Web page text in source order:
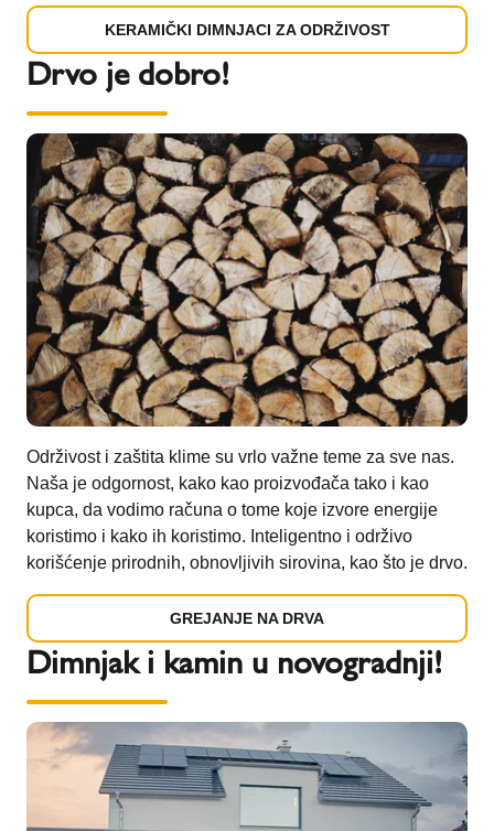
KERAMIČKI DIMNJACI ZA ODRŽIVOST
Drvo je dobro!
Održivost i zaštita klime su vrlo važne teme za sve nas.
Naša je odgornost, kako kao proizvođača tako i kao
kupca, da vodimo računa o tome koje izvore energije
koristimo i kako ih koristimo. Inteligentno i održivo
korišćenje prirodnih, obnovljivih sirovina, kao što je drvo.
GREJANJE NA DRVA
Dimnjak i kamin u novogradnji!